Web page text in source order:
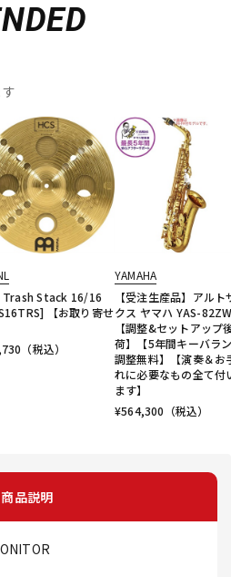
Trash Stack 16/16
【お取り寄せ
（税込）
YAMAHA
【受注生産品】アルト
クス ヤマハ YAS-
【調整&セットアップ
荷】【5年間キーバラ
調整無料】【演奏＆お
れに必要なもの全て付
ます】
¥564,300 （税込）
商品説明